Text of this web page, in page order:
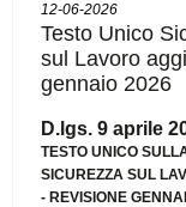
12-06-2026
Testo Unico
sul Lavoro
gennaio 2026
D.lgs. 9 aprile
TESTO UNICO
SICUREZZA SUL
-REVISIONE